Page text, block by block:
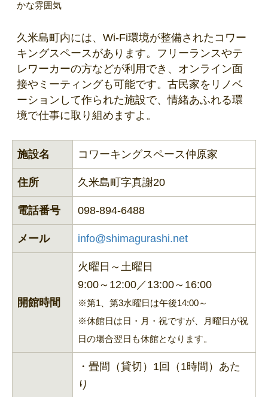
かな雰囲気
久米島町内には、Wi-Fi環境が整備されたコワー
キングスペースがあります。フリーランスやテ
レワーカーの方などが利用でき、オンライン面
接やミーティングも可能です。古民家をリノベ
ーションして作られた施設で、情緒あふれる環
境で仕事に取り組めますよ。
施設名 コワーキングスペース仲原家
住所 久米島町字真謝20
電話番号 098-894-6488
メール info@shimagurashi.net
開館時間
火曜日～土曜日
9:00～12:00／13:00～16:00
※第1、第3水曜日は午後14:00～
※休館日は日・月・祝ですが、月曜日が祝
日の場合翌日も休館となります。
・畳間（貸切）1回（1時間）あた
り